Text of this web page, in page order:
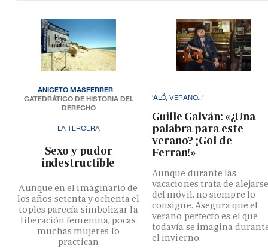
LA TERCERA
­Sexo y pudor
indestructible
Aunque en el imaginario de
los años setenta y ochenta el
toples parecía simbolizar la
liberación femenina, pocas
muchas mujeres lo
practican
ANICETO MASFERRER
CATEDRÁTICO DE HISTORIA DEL
DERECHO
'ALÓ, VERANO...'
Guille Galván: «¿Una
palabra para este
verano? ¡Gol de
Ferran!»
Aunque durante las
vacaciones trata de
del móvil, no siempre lo
consigue. Asegura que el
verano perfecto es el que
todavía se imagina
el invierno.